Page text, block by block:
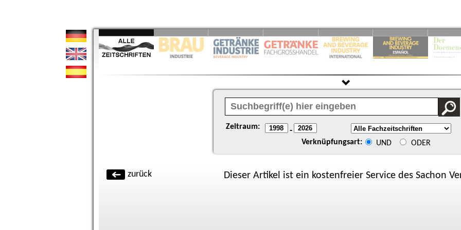
Zeitraum: -
Verknüpfungsart: UND ODER
zurück Dieser Artikel ist ein kostenfreier Service des Sachon